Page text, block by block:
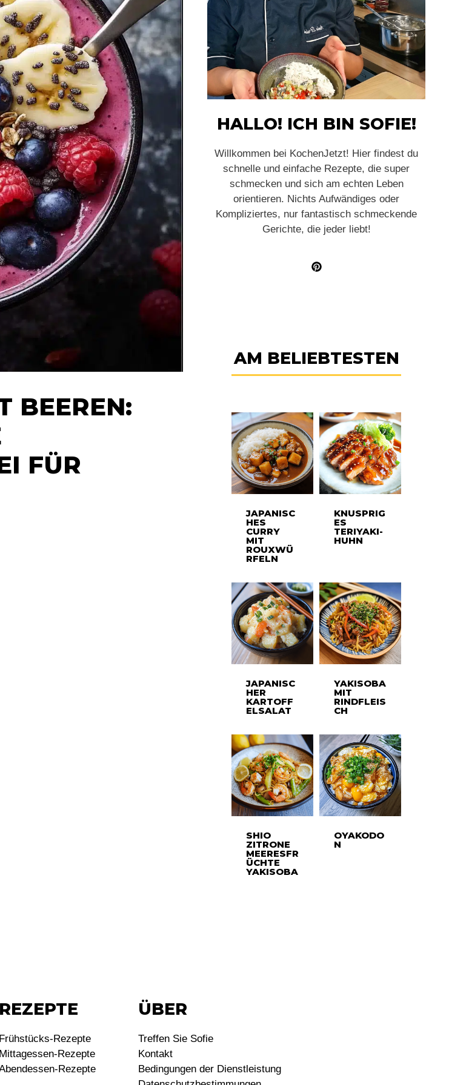
BEEREN:
FÜR
HALLO! ICH BIN SOFIE!
Willkommen bei KochenJetzt! Hier findest du
schnelle und einfache Rezepte, die super
schmecken und sich am echten Leben
orientieren. Nichts Aufwändiges oder
Kompliziertes, nur fantastisch schmeckende
Gerichte, die jeder liebt!
AM BELIEBTESTEN
JAPANISC
HES
CURRY
MIT
ROUXWÜ
RFELN
KNUSPRIG
ES
TERIYAKI-
HUHN
JAPANISC
HER
KARTOFF
ELSALAT
YAKISOBA
MIT
RINDFLEIS
CH
SHIO
ZITRONE
MEERESFR
ÜCHTE
YAKISOBA
OYAKODO
N
REZEPTE
Frühstücks-Rezepte
Mittagessen-Rezepte
Rezepte
ÜBER
Treffen Sie Sofie
Kontakt
Bedingungen der Dienstleistung